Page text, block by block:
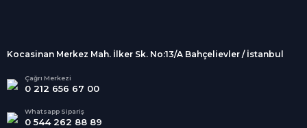
kargolanmaktadır.
Tüm Kredi Kartlarına taksit
seçenekleri
Kocasinan Merkez Mah. İlker Sk. No:13/A Bahçelievler / İstanbul
Çağrı Merkezi
0 212 656 67 00
Whatsapp Sipariş
0 544 262 88 89